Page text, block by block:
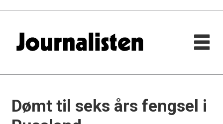
Dømt til seks års fengsel i